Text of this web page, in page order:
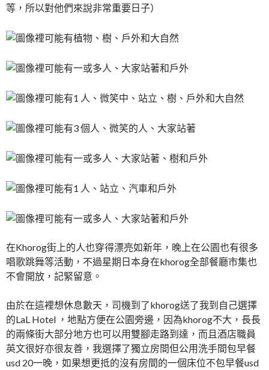
等，所以對他們來說非常重要日子）
在Khorog街上的人也穿得漂亮如新年，晚上在公園也有很多
唱歌跳舞等活動，不過星期日本身在khorog全部餐廳市集也
不會開放，記緊留意。
由於在這裡想休息數天，司機到了khorog送了我到自己選擇
的LaL Hotel ，地點方便在公園旁邊，因為khorog不大，長長
的兩條街大部分地方也可以用雙腳走路到達，而且酒店職員
英文很好亦很友善，我選擇了獨立房間但公用洗手間包早餐
usd 20一晚，如果想更抵的沒有房間的一個床位不包早餐usd